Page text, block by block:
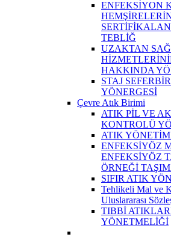
ENFEKSİYON
TEBLİĞ
UZAKTAN
HAKKINDA
STAJ
YÖNERGESİ
Çevre Atık Birimi
ATIK PİL VE
KONTROLÜ
ATIK
ENFEKSİYÖZ
ENFEKSİYÖZ
ÖRNEĞİ
SIFIR ATIK
Tehlikeli Mal ve
Uluslararası
TIBBİ
YÖNETMELİĞİ